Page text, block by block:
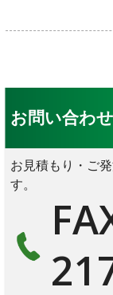
お問い合わせ
お見積もり・ご
す。